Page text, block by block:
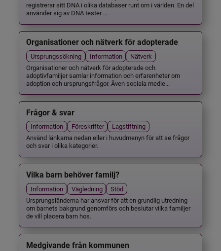
registrerar sitt DNA i olika databaser runt om i världen. En del
använder sig av DNA tester ...
Organisationer och nätverk för adopterade
Ursprungssökning Information
Nätverk
Organisationer och nätverk för adopterade och
adoptivfamiljer samlar information och erfarenheter om
adoption och ursprungsfrågor. Även sociala medie...
Frågor & svar
Information Föreskrifter
Lagstiftning
Använd länkarna nedan eller i huvudmenyn för att se frågor
och svar i olika kategorier.
Vilka barn behöver familj?
Information Vägledning
Stöd
Ursprungsländerna har ansvar för att en grundlig utredning
om barnets bakgrund genomförs och beslutar vilka familjer
de vill placera barn hos.
Medgivande från kommunen